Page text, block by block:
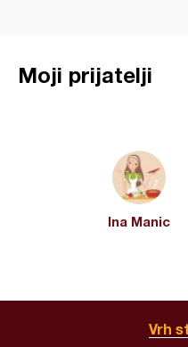
Moji prijatelji
Ina Manic
Vrh